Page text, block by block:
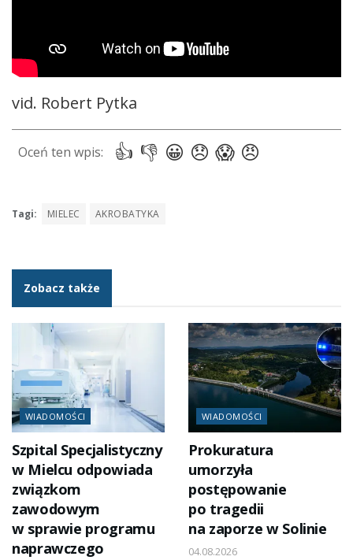
vid. Robert Pytka
Tagi: MIELEC AKROBATYKA
Zobacz także
WIADOMOŚCI
Szpital Specjalistyczny
w Mielcu odpowiada
związkom
zawodowym
w sprawie programu
naprawczego
WIADOMOŚCI
Prokuratura
umorzyła
postępowanie
po tragedii
na zaporze w Solinie
04.08.2026